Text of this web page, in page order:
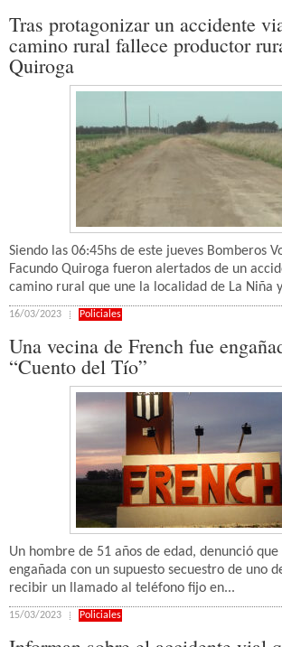
Tras protagonizar un accidente
camino rural fallece productor
Quiroga
Siendo las 06:45hs de este jueves Bomberos
Facundo Quiroga fueron alertados de un
camino rural que une la localidad de La Niña
16/03/2023 Policiales
Una vecina de French fue
“Cuento del Tío”
Un hombre de 51 años de edad, denunció
engañada con un supuesto secuestro de uno
recibir un llamado al teléfono fijo en...
15/03/2023 Policiales